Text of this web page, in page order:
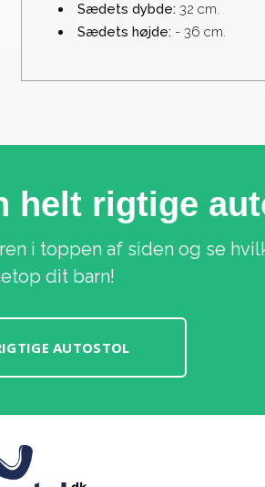
Sædets dybde: 32 cm.
Sædets højde: - 36 cm.
helt rigtige
i toppen af siden og se
dit barn!
AUTOSTOL